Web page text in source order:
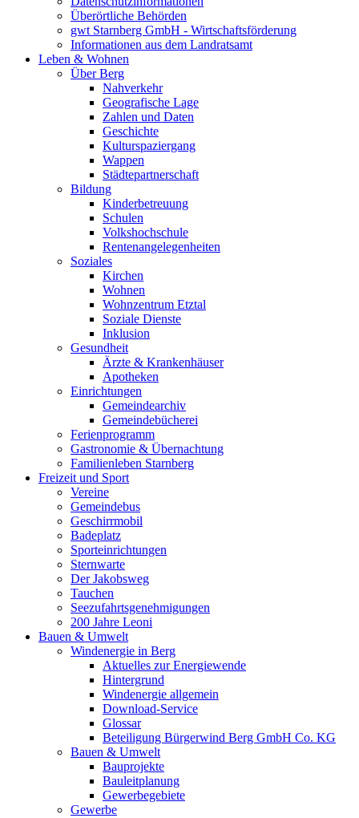
Überörtliche Behörden
gwt Starnberg GmbH - Wirtschaftsförderung
Informationen aus dem Landratsamt
Leben & Wohnen
Über Berg
Nahverkehr
Geografische Lage
Zahlen und Daten
Geschichte
Kulturspaziergang
Wappen
Städtepartnerschaft
Bildung
Kinderbetreuung
Schulen
Volkshochschule
Rentenangelegenheiten
Soziales
Kirchen
Wohnen
Wohnzentrum Etztal
Soziale Dienste
Inklusion
Gesundheit
Ärzte & Krankenhäuser
Apotheken
Einrichtungen
Gemeindearchiv
Gemeindebücherei
Ferienprogramm
Gastronomie & Übernachtung
Familienleben Starnberg
Freizeit und Sport
Vereine
Gemeindebus
Geschirrmobil
Badeplatz
Sporteinrichtungen
Sternwarte
Der Jakobsweg
Tauchen
Seezufahrtsgenehmigungen
200 Jahre Leoni
Bauen & Umwelt
Windenergie in Berg
Aktuelles zur Energiewende
Hintergrund
Windenergie allgemein
Download-Service
Glossar
Beteiligung Bürgerwind Berg GmbH Co. KG
Bauen & Umwelt
Bauprojekte
Bauleitplanung
Gewerbegebiete
Gewerbe